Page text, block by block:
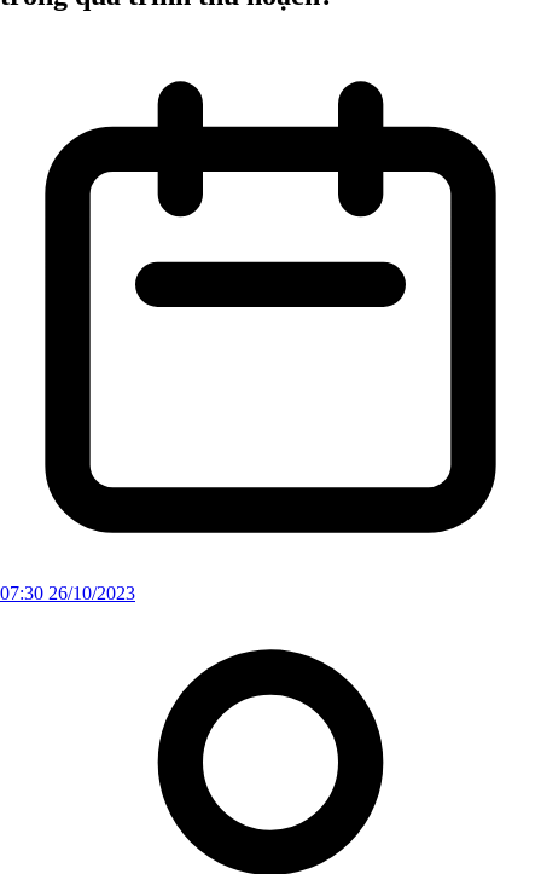
07:30 26/10/2023